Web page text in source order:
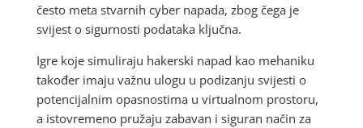
često meta stvarnih cyber napada, zbog čega je
svijest o sigurnosti podataka ključna.
Igre koje simuliraju hakerski napad kao mehaniku
također imaju važnu ulogu u podizanju svijesti o
potencijalnim opasnostima u virtualnom prostoru,
a istovremeno pružaju zabavan i siguran način za